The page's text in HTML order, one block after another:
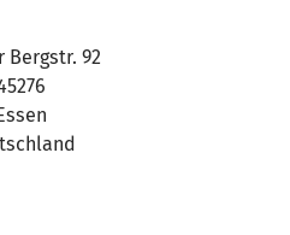
Bergstr. 92
Essen